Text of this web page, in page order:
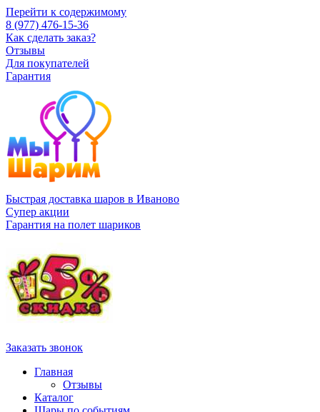
Перейти к содержимому
8 (977) 476-15-36
Как сделать заказ?
Отзывы
Для покупателей
Гарантия
Быстрая доставка шаров в Иваново
Супер акции
Гарантия на полет шариков
Заказать звонок
Главная
Отзывы
Каталог